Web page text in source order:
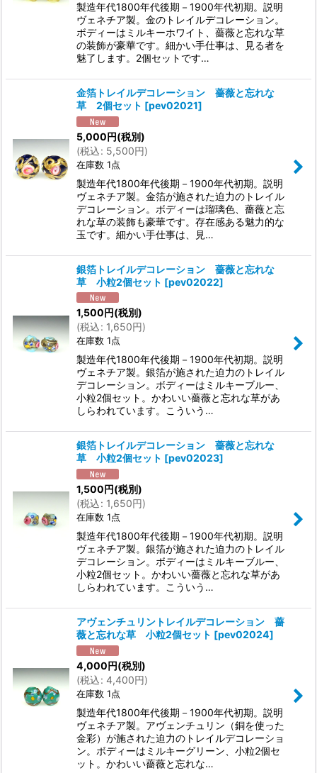
製造年代1800年代後期－1900年代初期。説明
ヴェネチア製。金のトレイルデコレーション。
ボディーはミルキーホワイト、薔薇と忘れな草
の装飾が豪華です。細かい手仕事は、見る者を
魅了します。2個セットです…
金箔トレイルデコレーション 薔薇と忘れな
草 2個セット [pev02021]
5,000円(税別)
(税込: 5,500円)
在庫数 1点
製造年代1800年代後期－1900年代初期。説明
ヴェネチア製。金箔が施された迫力のトレイル
デコレーション。ボディーは瑠璃色、薔薇と忘
れな草の装飾も豪華です。存在感ある魅力的な
玉です。細かい手仕事は、見…
銀箔トレイルデコレーション 薔薇と忘れな
草 小粒2個セット [pev02022]
1,500円(税別)
(税込: 1,650円)
在庫数 1点
製造年代1800年代後期－1900年代初期。説明
ヴェネチア製。銀箔が施された迫力のトレイル
デコレーション。ボディーはミルキーブルー、
小粒2個セット。かわいい薔薇と忘れな草があ
しらわれています。こういう…
銀箔トレイルデコレーション 薔薇と忘れな
草 小粒2個セット [pev02023]
1,500円(税別)
(税込: 1,650円)
在庫数 1点
製造年代1800年代後期－1900年代初期。説明
ヴェネチア製。銀箔が施された迫力のトレイル
デコレーション。ボディーはミルキーブルー、
小粒2個セット。かわいい薔薇と忘れな草があ
しらわれています。こういう…
アヴェンチュリントレイルデコレーション 薔
薇と忘れな草 小粒2個セット [pev02024]
4,000円(税別)
(税込: 4,400円)
在庫数 1点
製造年代1800年代後期－1900年代初期。説明
ヴェネチア製。アヴェンチュリン（銅を使った
金彩）が施された迫力のトレイルデコレーショ
ン。ボディーはミルキーグリーン、小粒2個セ
ット。かわいい薔薇と忘れな…